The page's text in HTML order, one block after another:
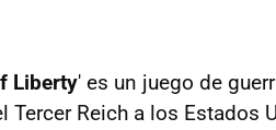
Liberty' es un juego de
Tercer Reich a los Estados